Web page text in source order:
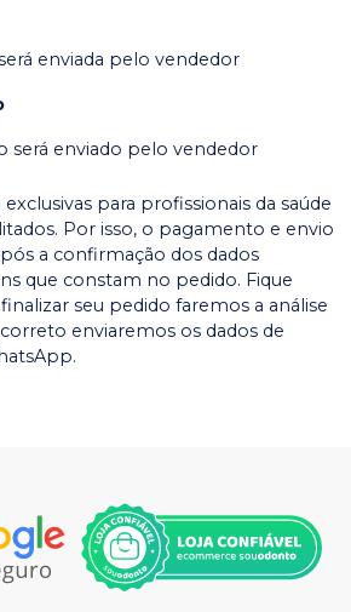
enviada pelo vendedor
será enviado pelo vendedor
exclusivas para profissionais da saúde
Por isso, o pagamento e envio
a confirmação dos dados
que constam no pedido. Fique
seu pedido faremos a análise
enviaremos os dados de